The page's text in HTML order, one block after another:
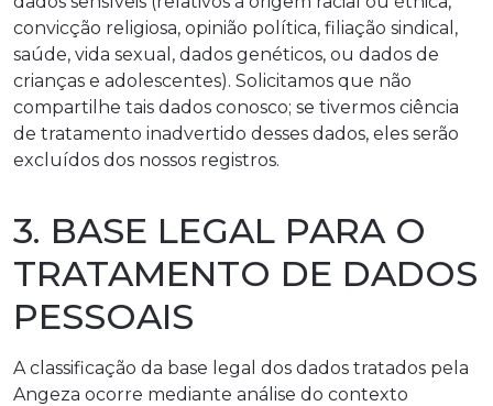
convicção religiosa, opinião política, filiação sindical,
saúde, vida sexual, dados genéticos, ou dados de
crianças e adolescentes). Solicitamos que não
compartilhe tais dados conosco; se tivermos ciência
de tratamento inadvertido desses dados, eles serão
excluídos dos nossos registros.
3. BASE LEGAL PARA O
TRATAMENTO DE DADOS
PESSOAIS
A classificação da base legal dos dados tratados pela
Angeza ocorre mediante análise do contexto